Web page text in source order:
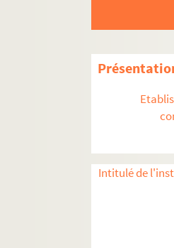
Intitulé de
H-
H-
H-
H-
H-
H-